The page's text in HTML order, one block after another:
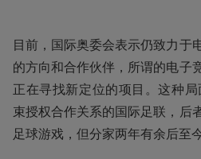
目前，国际奥委会表示仍致力于
的方向和合作伙伴，所谓的电子
正在寻找新定位的项目。这种
束授权合作关系的国际足联，后
足球游戏，但分家两年有余后至